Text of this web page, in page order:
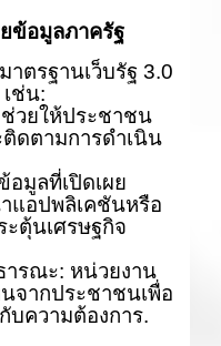
ข้อมูลภาครัฐ
าตรฐานเว็บรัฐ 3.0
ช่น:
วยให้ประชาชน
ดตามการดำเนิน
มูลที่เปิดเผย
แอปพลิเคชันหรือ
ตุ้นเศรษฐกิจ
รณะ: หน่วยงาน
จากประชาชนเพื่อ
บความต้องการ.